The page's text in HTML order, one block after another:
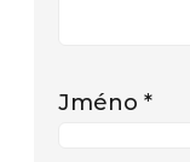
Jméno *